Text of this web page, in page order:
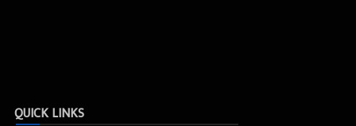
QUICK LINKS